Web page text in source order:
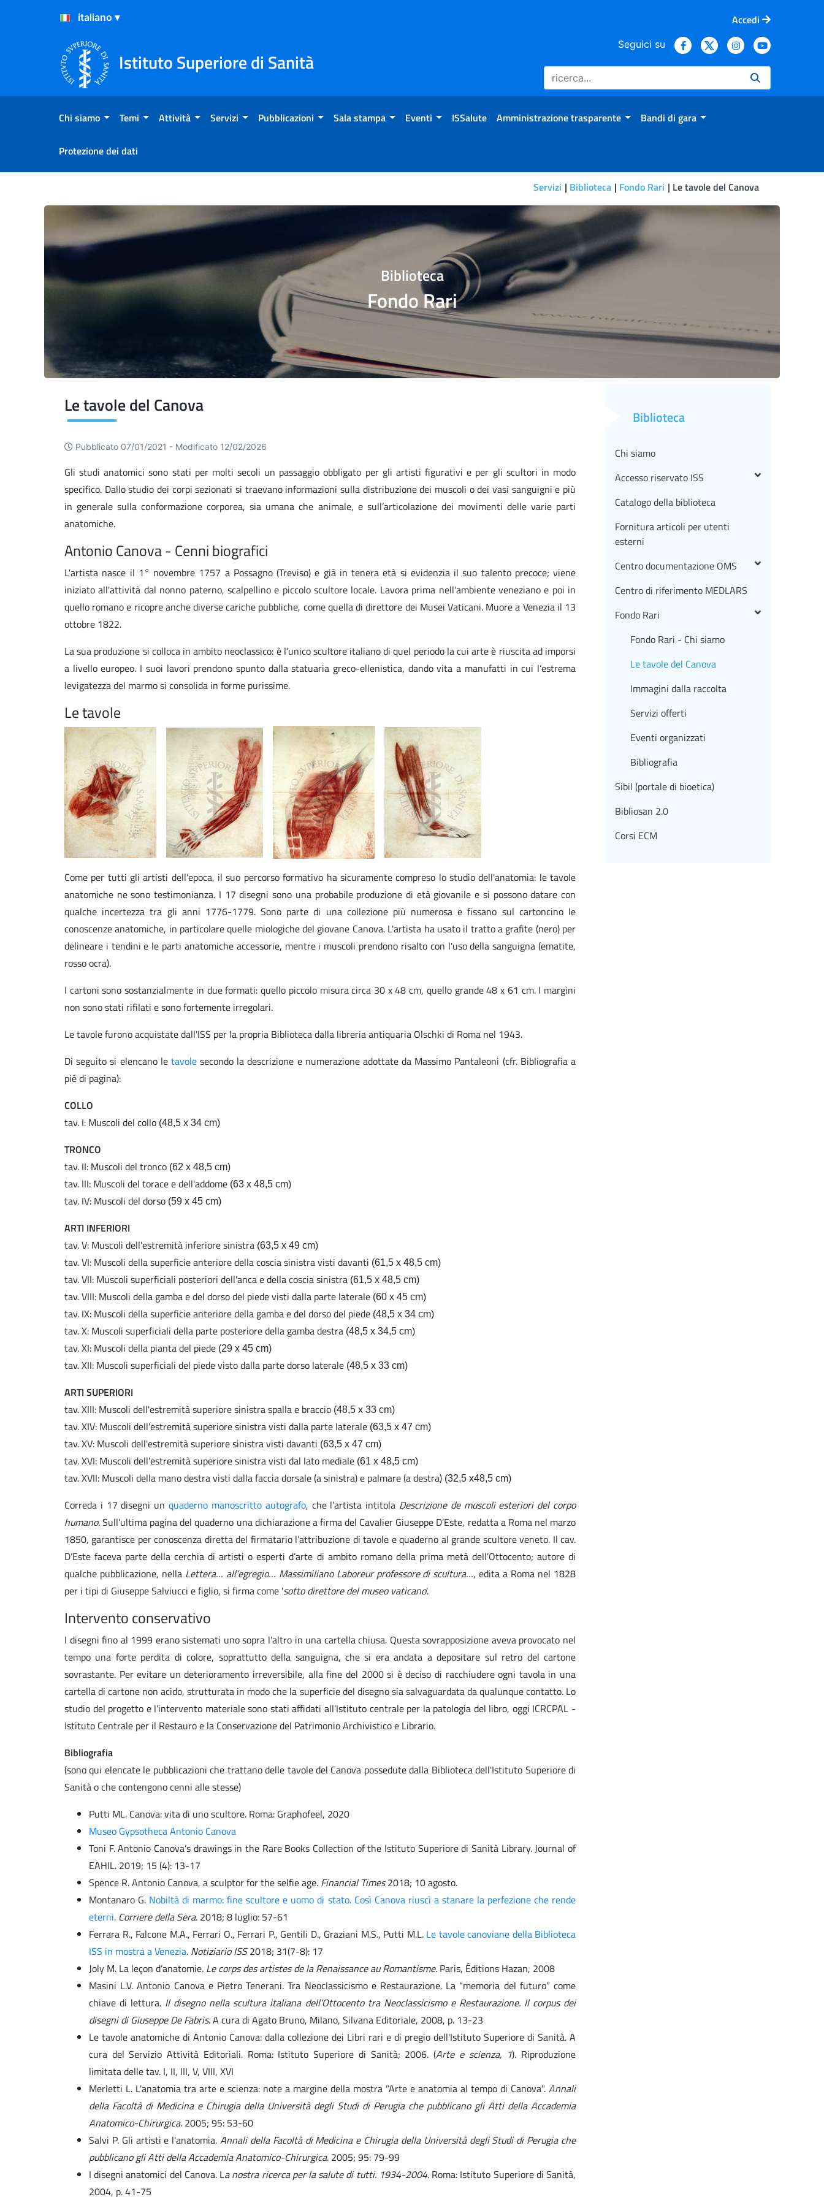
Salta al Contenuto
Salta al Footer
Accedi
Istituto Superiore di Sanità
Seguici su
Chi siamo Temi Attività Servizi Pubblicazioni Sala stampa Eventi ISSalute Amministrazione trasparente Bandi di gara
Protezione dei dati
Servizi Biblioteca Fondo Rari Le tavole del Canova
Le tavole del Canova
Biblioteca
Fondo Rari
Le tavole del Canova
Pubblicato 07/01/2021 - Modificato 12/02/2026
Gli studi anatomici sono stati per molti secoli un passaggio obbligato per gli artisti figurativi e per gli scultori in modo
specifico. Dallo studio dei corpi sezionati si traevano informazioni sulla distribuzione dei muscoli o dei vasi sanguigni e più
in generale sulla conformazione corporea, sia umana che animale, e sull’articolazione dei movimenti delle varie parti
anatomiche.
Antonio Canova - Cenni biografici
L'artista nasce il 1° novembre 1757 a Possagno (Treviso) e già in tenera età si evidenzia il suo talento precoce; viene
iniziato all'attività dal nonno paterno, scalpellino e piccolo scultore locale. Lavora prima nell'ambiente veneziano e poi in
quello romano e ricopre anche diverse cariche pubbliche, come quella di direttore dei Musei Vaticani. Muore a Venezia il 13
ottobre 1822.
La sua produzione si colloca in ambito neoclassico: è l’unico scultore italiano di quel periodo la cui arte è riuscita ad imporsi
a livello europeo. I suoi lavori prendono spunto dalla statuaria greco-ellenistica, dando vita a manufatti in cui l’estrema
levigatezza del marmo si consolida in forme purissime.
Le tavole
Come per tutti gli artisti dell'epoca, il suo percorso formativo ha sicuramente compreso lo studio dell'anatomia: le tavole
anatomiche ne sono testimonianza. I 17 disegni sono una probabile produzione di età giovanile e si possono datare con
qualche incertezza tra gli anni 1776-1779. Sono parte di una collezione più numerosa e fissano sul cartoncino le
conoscenze anatomiche, in particolare quelle miologiche del giovane Canova. L'artista ha usato il tratto a grafite (nero) per
delineare i tendini e le parti anatomiche accessorie, mentre i muscoli prendono risalto con l'uso della sanguigna (ematite,
rosso ocra).
I cartoni sono sostanzialmente in due formati: quello piccolo misura circa 30 x 48 cm, quello grande 48 x 61 cm. I margini
non sono stati rifilati e sono fortemente irregolari.
Le tavole furono acquistate dall'ISS per la propria Biblioteca dalla libreria antiquaria Olschki di Roma nel 1943.
Di seguito si elencano le tavolesecondo la descrizione e numerazione adottate da Massimo Pantaleoni (cfr. Bibliografia a
pié di pagina):
COLLO
tav. I: Muscoli del collo (48,5 x 34 cm)
TRONCO
tav. II: Muscoli del tronco (62 x 48,5 cm)
tav. III: Muscoli del torace e dell'addome (63 x 48,5 cm)
tav. IV: Muscoli del dorso (59 x 45 cm)
ARTI INFERIORI
tav. V: Muscoli dell'estremità inferiore sinistra (63,5 x 49 cm)
tav. VI: Muscoli della superficie anteriore della coscia sinistra visti davanti (61,5 x 48,5 cm)
tav. VII: Muscoli superficiali posteriori dell'anca e della coscia sinistra (61,5 x 48,5 cm)
tav. VIII: Muscoli della gamba e del dorso del piede visti dalla parte laterale (60 x 45 cm)
tav. IX: Muscoli della superficie anteriore della gamba e del dorso del piede (48,5 x 34 cm)
tav. X: Muscoli superficiali della parte posteriore della gamba destra (48,5 x 34,5 cm)
tav. XI: Muscoli della pianta del piede (29 x 45 cm)
tav. XII: Muscoli superficiali del piede visto dalla parte dorso laterale (48,5 x 33 cm)
ARTI SUPERIORI
tav. XIII: Muscoli dell'estremità superiore sinistra spalla e braccio (48,5 x 33 cm)
tav. XIV: Muscoli dell'estremità superiore sinistra visti dalla parte laterale (63,5 x 47 cm)
tav. XV: Muscoli dell'estremità superiore sinistra visti davanti (63,5 x 47 cm)
tav. XVI: Muscoli dell'estremità superiore sinistra visti dal lato mediale (61 x 48,5 cm)
tav. XVII: Muscoli della mano destra visti dalla faccia dorsale (a sinistra) e palmare (a destra) (32,5 x48,5 cm)
Correda i 17 disegni unquaderno manoscritto autografo, che l’artista intitola Descrizione de muscoli esteriori del corpo
humano. Sull’ultima pagina del quaderno una dichiarazione a firma del Cavalier Giuseppe D’Este, redatta a Roma nel marzo
1850, garantisce per conoscenza diretta del firmatario l’attribuzione di tavole e quaderno al grande scultore veneto. Il cav.
D’Este faceva parte della cerchia di artisti o esperti d’arte di ambito romano della prima metà dell’Ottocento; autore di
qualche pubblicazione, nella Lettera… all’egregio… Massimiliano Laboreur professore di scultura…, edita a Roma nel 1828
per i tipi di Giuseppe Salviucci e figlio, si firma come 'sotto direttore del museo vaticano'.
Intervento conservativo
I disegni fino al 1999 erano sistemati uno sopra l’altro in una cartella chiusa. Questa sovrapposizione aveva provocato nel
tempo una forte perdita di colore, soprattutto della sanguigna, che si era andata a depositare sul retro del cartone
sovrastante. Per evitare un deterioramento irreversibile, alla fine del 2000 si è deciso di racchiudere ogni tavola in una
cartella di cartone non acido, strutturata in modo che la superficie del disegno sia salvaguardata da qualunque contatto. Lo
studio del progetto e l’intervento materiale sono stati affidati all’Istituto centrale per la patologia del libro, oggi ICRCPAL -
Istituto Centrale per il Restauro e la Conservazione del Patrimonio Archivistico e Librario.
Bibliografia
(sono qui elencate le pubblicazioni che trattano delle tavole del Canova possedute dalla Biblioteca dell'Istituto Superiore di
Sanità o che contengono cenni alle stesse)
Putti ML. Canova: vita di uno scultore. Roma: Graphofeel, 2020
Museo Gypsotheca Antonio Canova
Toni F. Antonio Canova’s drawings in the Rare Books Collection of the Istituto Superiore di Sanità Library. Journal of
EAHIL. 2019; 15 (4): 13-17
Spence R. Antonio Canova, a sculptor for the selfie age. Financial Times2018; 10 agosto.
Montanaro G. Nobiltà di marmo: fine scultore e uomo di stato. Così Canova riuscì a stanare la perfezione che rende
eterni. Corriere della Sera. 2018; 8 luglio: 57-61
Ferrara R., Falcone M.A., Ferrari O., Ferrari P., Gentili D., Graziani M.S., Putti M.L. Le tavole canoviane della Biblioteca
ISS in mostra a Venezia. Notiziario ISS2018; 31(7-8): 17
Joly M. La leçon d’anatomie. Le corps des artistes de la Renaissance au Romantisme. Paris, Éditions Hazan, 2008
Masini L.V. Antonio Canova e Pietro Tenerani. Tra Neoclassicismo e Restaurazione. La “memoria del futuro” come
chiave di lettura. Il disegno nella scultura italiana dell’Ottocento tra Neoclassicismo e Restaurazione. Il corpus dei
disegni di Giuseppe De Fabris. A cura di Agato Bruno, Milano, Silvana Editoriale, 2008, p. 13-23
Le tavole anatomiche di Antonio Canova: dalla collezione dei Libri rari e di pregio dell'Istituto Superiore di Sanità. A
cura del Servizio Attività Editoriali. Roma: Istituto Superiore di Sanità; 2006. (Arte e scienza, 1). Riproduzione
limitata delle tav. I, II, III, V, VIII, XVI
Merletti L. L'anatomia tra arte e scienza: note a margine della mostra "Arte e anatomia al tempo di Canova". Annali
della Facoltà di Medicina e Chirugia della Università degli Studi di Perugia che pubblicano gli Atti della Accademia
Anatomico-Chirurgica. 2005; 95: 53-60
Salvi P. Gli artisti e l'anatomia.Annali della Facoltà di Medicina e Chirugia della Università degli Studi di Perugia che
pubblicano gli Atti della Accademia Anatomico-Chirurgica. 2005; 95: 79-99
I disegni anatomici del Canova. La nostra ricerca per la salute di tutti. 1934-2004. Roma: Istituto Superiore di Sanità,
2004, p. 41-75
Biblioteca
Chi siamo
Accesso riservato ISS
Catalogo della biblioteca
Fornitura articoli per utenti
esterni
Centro documentazione OMS
Centro di riferimento MEDLARS
Fondo Rari
Fondo Rari - Chi siamo
Le tavole del Canova
Immagini dalla raccolta
Servizi offerti
Eventi organizzati
Bibliografia
Sibil (portale di bioetica)
Bibliosan 2.0
Corsi ECM